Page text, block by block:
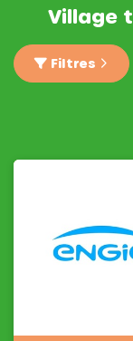
Village
Filtres